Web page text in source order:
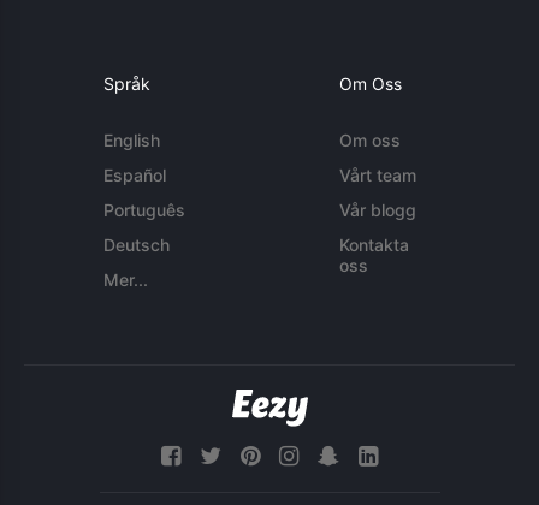
Språk
English
Español
Português
Deutsch
Mer...
Om Oss
Om oss
Vårt team
Vår blogg
Kontakta
oss